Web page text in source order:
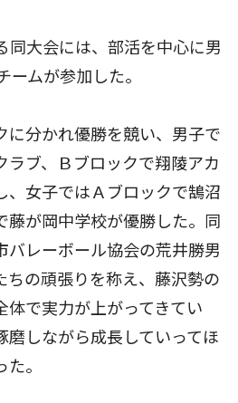
大会には、部活を中心に男
ームが参加した。
分かれ優勝を競い、男子で
ラブ、Ｂブロックで翔陵アカ
、女子ではＡブロックで鵠沼
藤が岡中学校が優勝した。同
バレーボール協会の荒井勝男
ちの頑張りを称え、藤沢勢の
体で実力が上がってきてい
磨しながら成長していってほ
。